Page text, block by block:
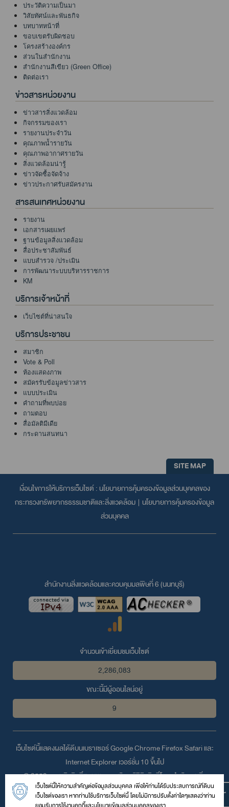
ประวัติความเป็นมา
วิสัยทัศน์และพันธกิจ
บทบาทหน้าที่
ขอบเขตรับผิดชอบ
โครงสร้างองค์กร
ส่วนในสำนักงาน
สำนักงานสีเขียว (Green Office)
ติดต่อเรา
ข่าวสารหน่วยงาน
ข่าวสารสิ่งแวดล้อม
กิจกรรมของเรา
รายงานประจำวัน
คุณภาพน้ำรายวัน
คุณภาพอากาศรายวัน
สิ่งแวดล้อมน่ารู้
ข่าวจัดซื้อจัดจ้าง
ข่าวประกาศรับสมัครงาน
สารสนเทศหน่วยงาน
รายงาน
เอกสารเผยแพร่
ฐานข้อมูลสิ่งแวดล้อม
สื่อประชาสัมพันธ์
แบบสำรวจ /ประเมิน
การพัฒนาระบบบริหารราชการ
KM
บริการเจ้าหน้าที่
เว็บไซต์ที่น่าสนใจ
บริการประชาชน
สมาชิก
Vote & Poll
ห้องแสดงภาพ
สมัครรับข้อมูลข่าวสาร
แบบประเมิน
คำถามที่พบบ่อย
ถามตอบ
สื่อมัลติมีเดีย
กระดานสนทนา
SITE MAP
เงื่อนไขการให้บริการเว็บไซต์ : นโยบายการคุ้มครองข้อมูลส่วนบุคคลของ
กระทรวงทรัพยากรธรรมชาติและสิ่งแวดล้อม | นโยบายการคุ้มครองข้อมูล
ส่วนบุคคล
สำนักงานสิ่งแวดล้อมและควบคุมมลพิษที่ 6 (นนทบุรี)
จำนวนเข้าเยี่ยมชมเว็บไซต์
2,286,083
ขณะนี้มีผู้ออนไลน์อยู่
9
เว็บไซต์นี้แสดงผลได้ดีบนเบราเซอร์Google ChromeFirefoxSafariและ
Internet Explorerเวอร์ชั่น 10 ขึ้นไป
© 2559 สงวนลิขสิทธิ์ตามพระราชบัญญัติลิขสิทธิ์โดย สำนักงานสิ่ง
แวดล้อมและควบคุมมลพิษที่ 6 (นนทบุรี)
47/100 หมู่ 4 ต.ตลาดขวัญ อ.เมือง จ.นนทบุรี 11000
เว็บไซต์นี้ให้ความสำคัญต่อข้อมูลส่วนบุคคล เพื่อให้ท่านได้รับประสบการณ์ที่ดีบน
เว็บไซต์ของเรา หากท่านใช้บริการเว็บไซต์นี้ โดยไม่มีการปรับตั้งค่าใดๆแสดงว่าท่าน